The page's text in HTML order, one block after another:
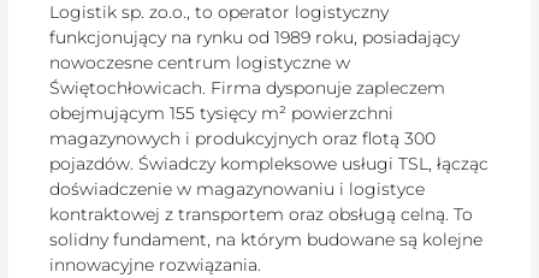
Logistik sp. zo.o., to operator logistyczny
funkcjonujący na rynku od 1989 roku, posiadający
nowoczesne centrum logistyczne w
Świętochłowicach. Firma dysponuje zapleczem
obejmującym 155 tysięcy m² powierzchni
magazynowych i produkcyjnych oraz flotą 300
pojazdów. Świadczy kompleksowe usługi TSL, łącząc
doświadczenie w magazynowaniu i logistyce
kontraktowej z transportem oraz obsługą celną. To
solidny fundament, na którym budowane są kolejne
innowacyjne rozwiązania.